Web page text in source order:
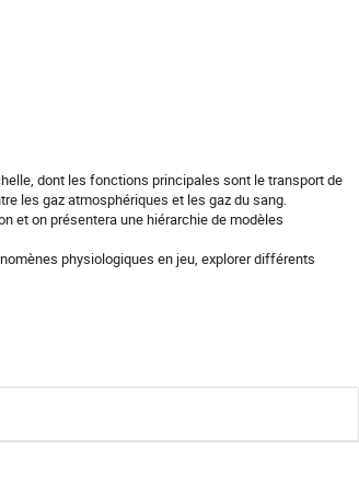
dont les fonctions principales sont le transport de
les gaz atmosphériques et les gaz du sang.
et on présentera une hiérarchie de modèles
physiologiques en jeu, explorer différents